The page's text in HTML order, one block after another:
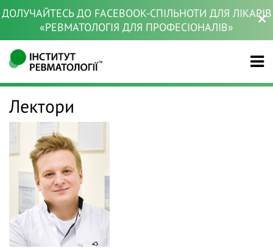
ДОЛУЧАЙТЕСЬ ДО FACEBOOK-СПІЛЬНОТИ ДЛЯ ЛІКАРІВ
«РЕВМАТОЛОГІЯ ДЛЯ ПРОФЕСІОНАЛІВ»
Лектори